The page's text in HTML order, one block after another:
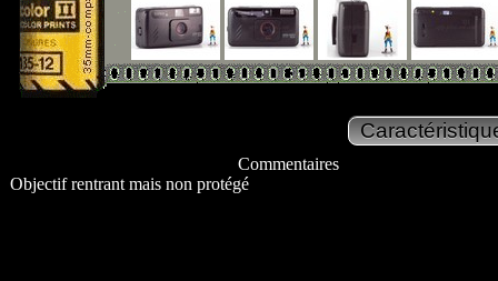
Commentaires
Objectif rentrant mais non protégé